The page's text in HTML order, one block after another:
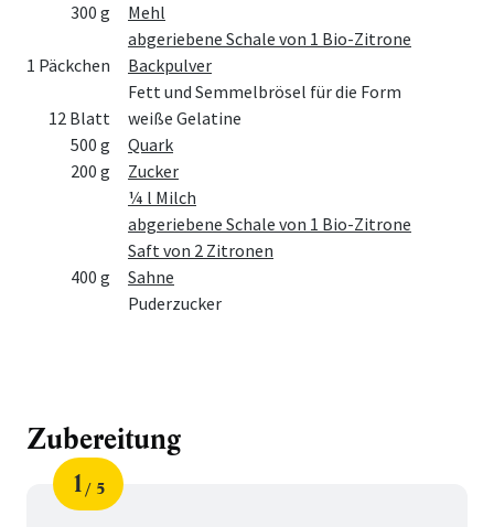
300 g
Mehl
abgeriebene Schale von 1 Bio-Zitrone
1 Päckchen
Backpulver
Fett und Semmelbrösel für die Form
12 Blatt
weiße Gelatine
500 g
Quark
200 g
Zucker
¼ l Milch
abgeriebene Schale von 1 Bio-Zitrone
Saft von 2 Zitronen
400 g
Sahne
Puderzucker
Zubereitung
Schritt
1
von
5